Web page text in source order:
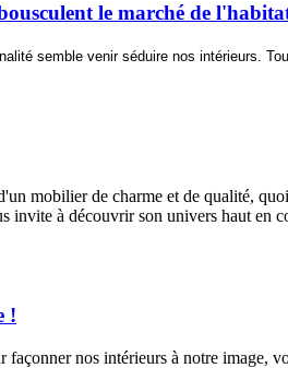
le marché de
semble venir séduire nos intérieurs.
mobilier de charme et de qualité,
invite à découvrir son univers haut en
!
façonner nos intérieurs à notre image,